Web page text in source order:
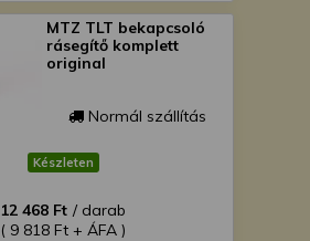
MTZ TLT bekapcsoló
rásegítő komplett
original
Normál szállítás
Készleten
12 468 Ft / darab
( 9 818 Ft + ÁFA )